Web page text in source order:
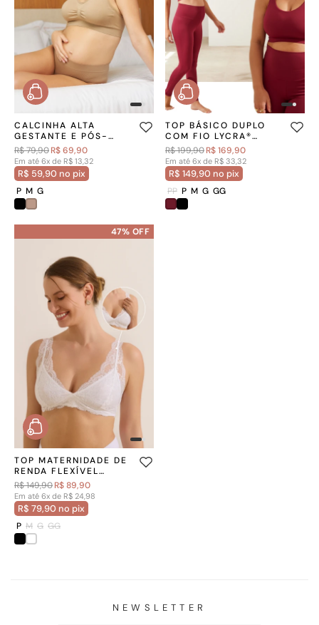
CALCINHA ALTA
GESTANTE E PÓS-
PARTO SEM COSTURA
CHOCOLATE
R$ 79,90R$ 69,90
Em até 6x de R$ 13,32
R$ 59,90 no pix
P M G
TOP BÁSICO DUPLO
COM FIO LYCRA®
ADAPTIV VINHO
R$ 199,90R$ 169,90
Em até 6x de R$ 33,32
R$ 149,90 no pix
PP P M G GG
47% OFF
TOP MATERNIDADE DE
RENDA FLEXÍVEL
BRANCO
R$ 149,90R$ 89,90
Em até 6x de R$ 24,98
R$ 79,90 no pix
P M G GG
NEWSLETTER